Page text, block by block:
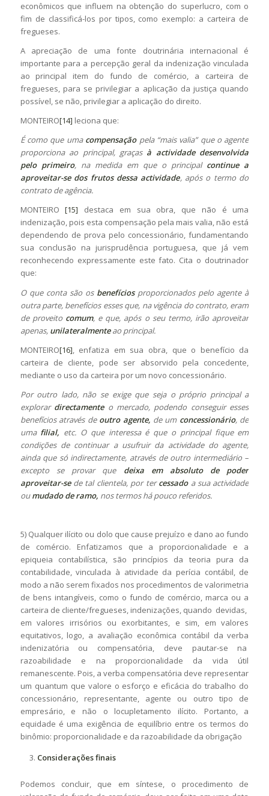
econômicos que influem na obtenção do superlucro, com o
fim de classificá-los por tipos, como exemplo: a carteira de
fregueses.
A apreciação de uma fonte doutrinária internacional é
importante para a percepção geral da indenização vinculada
ao principal item do fundo de comércio, a carteira de
fregueses, para se privilegiar a aplicação da justiça quando
possível, se não, privilegiar a aplicação do direito.
MONTEIRO[14] leciona que:
É como que uma compensaçãopela “mais valia” que o agente
proporciona ao principal, graças à actividade desenvolvida
pelo primeiro, na medida em que o principal continue a
aproveitar-se dos frutos dessa actividade, após o termo do
contrato de agência.
MONTEIRO[15] destaca em sua obra, que não é uma
indenização, pois esta compensação pela mais valia, não está
dependendo de prova pelo concessionário, fundamentando
sua conclusão na jurisprudência portuguesa, que já vem
reconhecendo expressamente este fato. Cita o doutrinador
que:
O que conta são os benefíciosproporcionados pelo agente à
outra parte, benefícios esses que, na vigência do contrato, eram
de proveito comum, e que, após o seu termo, irão aproveitar
apenas,unilateralmenteao principal.
MONTEIRO[16] , enfatiza em sua obra, que o benefício da
carteira de cliente, pode ser absorvido pela concedente,
mediante o uso da carteira por um novo concessionário.
Por outro lado, não se exige que seja o próprio principal a
explorar directamente o mercado, podendo conseguir esses
benefícios através de outro agente, de umconcessionário, de
uma filial, etc. O que interessa é que o principal fique em
condições de continuar a usufruir da actividade do agente,
ainda que só indirectamente, através de outro intermediário –
excepto se provar que deixa em absoluto de poder
aproveitar-se de tal clientela, por tercessado a sua actividade
oumudado de ramo, nos termos há pouco referidos.
5) Qualquer ilícito ou dolo que cause prejuízo e dano ao fundo
de comércio. Enfatizamos que a proporcionalidade e a
epiqueia contabilística, são princípios da teoria pura da
contabilidade, vinculada à atividade da perícia contábil, de
modo a não serem fixados nos procedimentos de valorimetria
de bens intangíveis, como o fundo de comércio, marca ou a
carteira de cliente/fregueses, indenizações, quando devidas,
em valores irrisórios ou exorbitantes, e sim, em valores
equitativos, logo, a avaliação econômica contábil da verba
indenizatória ou compensatória, deve pautar-se na
razoabilidade e na proporcionalidade da vida útil
remanescente. Pois, a verba compensatória deve representar
um quantum que valore o esforço e eficácia do trabalho do
concessionário, representante, agente ou outro tipo de
empresário, e não o locupletamento ilícito. Portanto, a
equidade é uma exigência de equilíbrio entre os termos do
binômio: proporcionalidade e da razoabilidade da obrigação
Considerações finais
Podemos concluir, que em síntese, o procedimento de